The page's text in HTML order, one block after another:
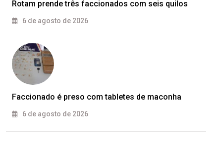
Rotam prende três faccionados com seis quilos
6 de agosto de 2026
Faccionado é preso com tabletes de maconha
6 de agosto de 2026